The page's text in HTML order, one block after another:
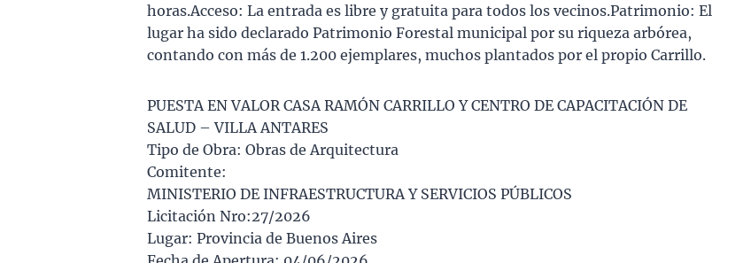
horas.Acceso: La entrada es libre y gratuita para todos los vecinos.Patrimonio: El
lugar ha sido declarado Patrimonio Forestal municipal por su riqueza arbórea,
contando con más de 1.200 ejemplares, muchos plantados por el propio Carrillo.
PUESTA EN VALOR CASA RAMÓN CARRILLO Y CENTRO DE CAPACITACIÓN DE
SALUD – VILLA ANTARES
Tipo de Obra: Obras de Arquitectura
Comitente:
MINISTERIO DE INFRAESTRUCTURA Y SERVICIOS PÚBLICOS
Licitación Nro:27/2026
Lugar: Provincia de Buenos Aires